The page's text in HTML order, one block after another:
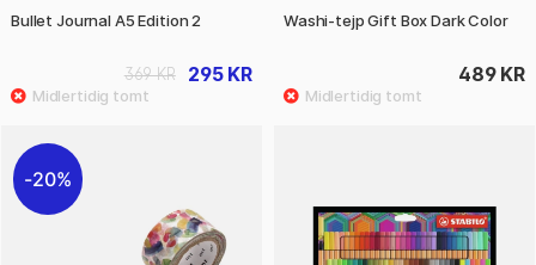
Bullet Journal A5 Edition 2
295 KR
369 KR
Washi-tejp Gift Box Dark Color
489 KR
20%